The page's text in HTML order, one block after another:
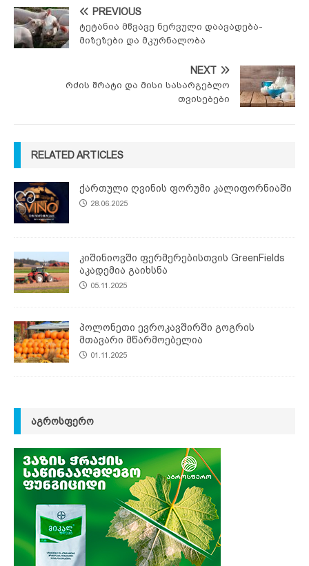
PREVIOUS
ტეტანია მწვავე ნერვული დაავადება-
მიზეზები და მკურნალობა
NEXT
რძის შრატი და მისი სასარგებლო
თვისებები
RELATED ARTICLES
ქართული ღვინის ფორუმი კალიფორნიაში
28.06.2025
კიშინიოვში ფერმერებისთვის GreenFields
აკადემია გაიხსნა
05.11.2025
პოლონეთი ევროკავშირში გოგრის
მთავარი მწარმოებელია
01.11.2025
ᲐᲒᲠᲝᲡᲤᲔᲠᲝ